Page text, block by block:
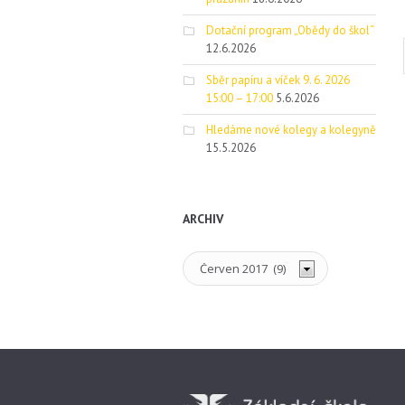
Dotační program „Obědy do škol“
12.6.2026
Sběr papíru a víček 9. 6. 2026
15:00 – 17:00 5.6.2026
Hledáme nové kolegy a kolegyně
15.5.2026
ARCHIV
Archiv